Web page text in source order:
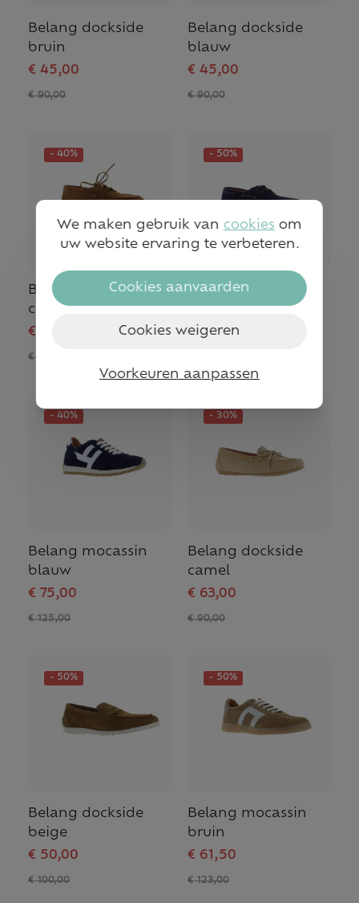
Belang dockside
bruin
€ 45,00
€ 90,00
Belang dockside
blauw
€ 45,00
€ 90,00
- 40%
Belang casual
camel
€ 60,00
€ 100,00
- 50%
Belang casual
blauw
€ 50,00
- 40%
Belang mocassin
blauw
€ 75,00
€ 125,00
- 30%
Belang dockside
camel
€ 63,00
€ 90,00
- 50%
Belang dockside
beige
€ 50,00
€ 100,00
- 50%
Belang mocassin
bruin
€ 61,50
€ 123,00
We maken gebruik van cookies om
uw website ervaring te verbeteren.
Cookies aanvaarden
Cookies weigeren
Voorkeuren aanpassen